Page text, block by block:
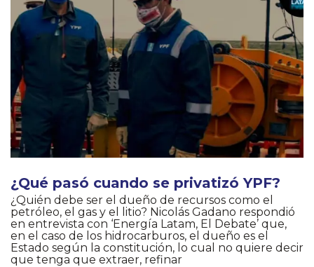
¿Qué pasó cuando se privatizó YPF?
¿Quién debe ser el dueño de recursos como el
petróleo, el gas y el litio? Nicolás Gadano respondió
en entrevista con ‘Energía Latam, El Debate’ que,
en el caso de los hidrocarburos, el dueño es el
Estado según la constitución, lo cual no quiere decir
que tenga que extraer, refinar